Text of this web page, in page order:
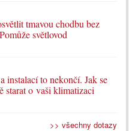
tmavou chodbu bez
světlovod
instalací to nekončí. Jak se
starat o vaši klimatizaci
>> všechny dotazy